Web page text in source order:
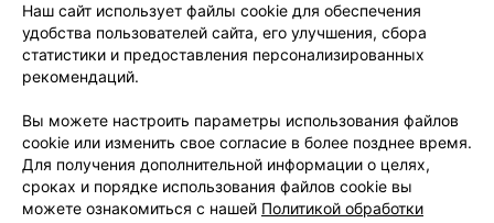
Вакансии
Партнеры
Написать руководителю 103.by
Обработка персональных данных
Наш сайт использует файлы cookie для обеспечения
удобства пользователей сайта, его улучшения, сбора
статистики и предоставления персонализированных
рекомендаций.
Вы можете настроить параметры использования файлов
cookie или изменить свое согласие в более позднее время.
Для получения дополнительной информации о целях,
сроках и порядке использования файлов cookie вы
можете ознакомиться с нашей Политикой обработки